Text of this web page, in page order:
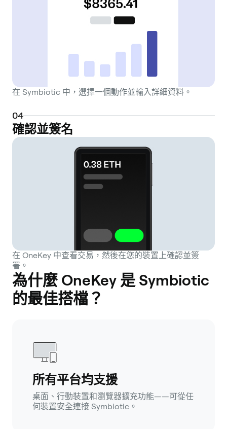
在 Symbiotic 中，選擇一個動作並輸入詳細資料。
04
確認並簽名
在 OneKey 中查看交易，然後在您的裝置上確認並簽
署。
為什麼 OneKey 是 Symbiotic
的最佳搭檔？
所有平台均支援
桌面、行動裝置和瀏覽器擴充功能——可從任
何裝置安全連接 Symbiotic。